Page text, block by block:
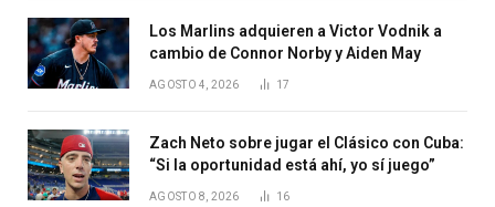
Los Marlins adquieren a Victor Vodnik a
cambio de Connor Norby y Aiden May
AGOSTO 4, 2026 17
Zach Neto sobre jugar el Clásico con Cuba:
“Si la oportunidad está ahí, yo sí juego”
AGOSTO 8, 2026 16